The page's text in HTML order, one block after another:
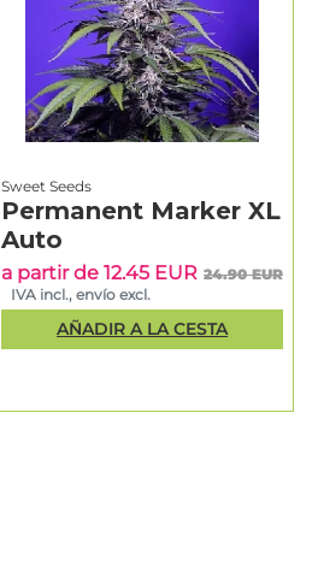
Sweet Seeds
Permanent Marker XL
Auto
a partir de 12.45 EUR 24.90 EUR
IVA incl., envío excl.
AÑADIR A LA CESTA